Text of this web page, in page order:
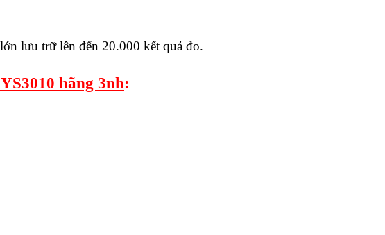
lưu trữ lên đến 20.000 kết quả đo.
hãng 3nh: